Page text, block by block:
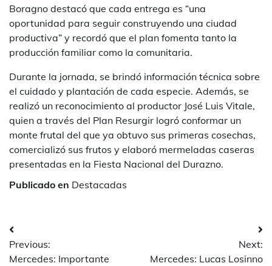
Boragno destacó que cada entrega es “una
oportunidad para seguir construyendo una ciudad
productiva” y recordó que el plan fomenta tanto la
producción familiar como la comunitaria.
Durante la jornada, se brindó información técnica sobre
el cuidado y plantación de cada especie. Además, se
realizó un reconocimiento al productor José Luis Vitale,
quien a través del Plan Resurgir logró conformar un
monte frutal del que ya obtuvo sus primeras cosechas,
comercializó sus frutos y elaboró mermeladas caseras
presentadas en la Fiesta Nacional del Durazno.
Publicado en Destacadas
Navegación
de
Previous:
Mercedes: Importante
Next:
Mercedes: Lucas Losinno